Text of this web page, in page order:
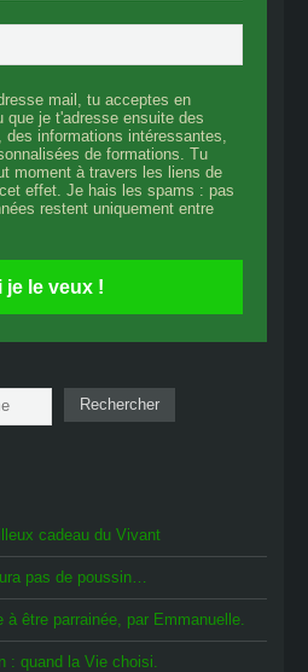
mail, tu acceptes en
que je t'adresse ensuite des
informations intéressantes,
de formations. Tu
moment à travers les liens de
effet. Je hais les spams : pas
restent uniquement entre
je le veux !
Rechercher
cadeau du Vivant
pas de poussin…
être parrainée, par Emmanuelle.
: quand la Vie choisi.